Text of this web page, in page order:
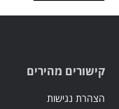
קישורים מהירים
הצהרת נגישות